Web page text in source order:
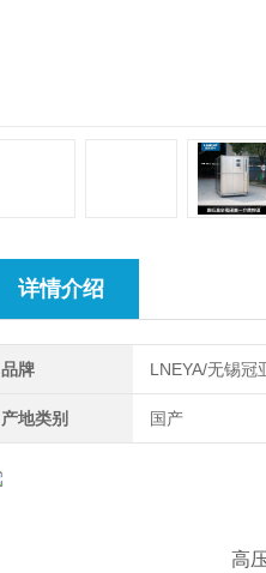
详情介绍
品牌 LNEYA/无锡冠
产地类别 国产
高